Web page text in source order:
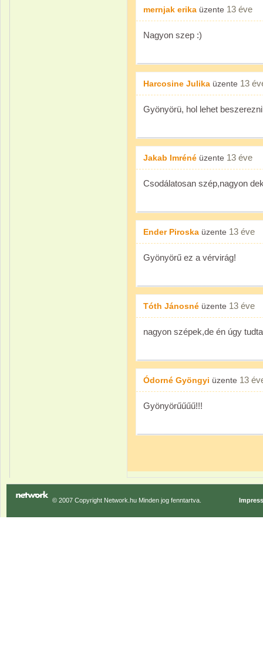
mernjak erika üzente 13 éve
Nagyon szep :)
Harcosine Julika üzente 13
Gyönyörü, hol lehet
Jakab Imréné üzente 13 éve
Csodálatosan szép,nagyon
Ender Piroska üzente 13 éve
Gyönyörű ez a vérvirág!
Tóth Jánosné üzente 13 éve
nagyon szépek,de én úgy
Ódorné Gyöngyi üzente 13
Gyönyörűűűű!!!
© 2007 Copyright Network.hu Minden jog fenntartva.